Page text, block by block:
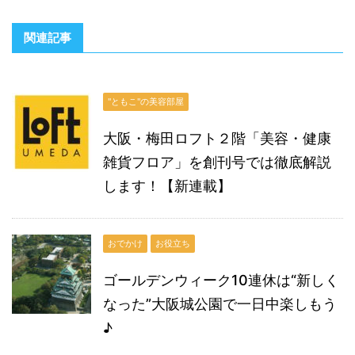
関連記事
"ともこ"の美容部屋
大阪・梅田ロフト２階「美容・健康
雑貨フロア」を創刊号では徹底解説
します！【新連載】
おでかけ お役立ち
ゴールデンウィーク10連休は“新しく
なった”大阪城公園で一日中楽しもう
♪